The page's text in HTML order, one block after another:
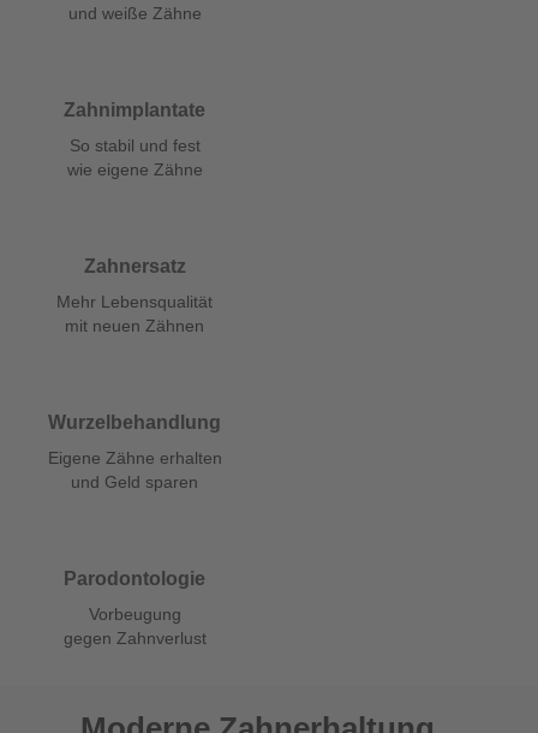
und weiße Zähne
Zahnimplantate
So stabil und fest
wie eigene Zähne
Zahnersatz
Mehr Lebensqualität
mit neuen Zähnen
Wurzelbehandlung
Eigene Zähne erhalten
und Geld sparen
Parodontologie
Vorbeugung
gegen Zahnverlust